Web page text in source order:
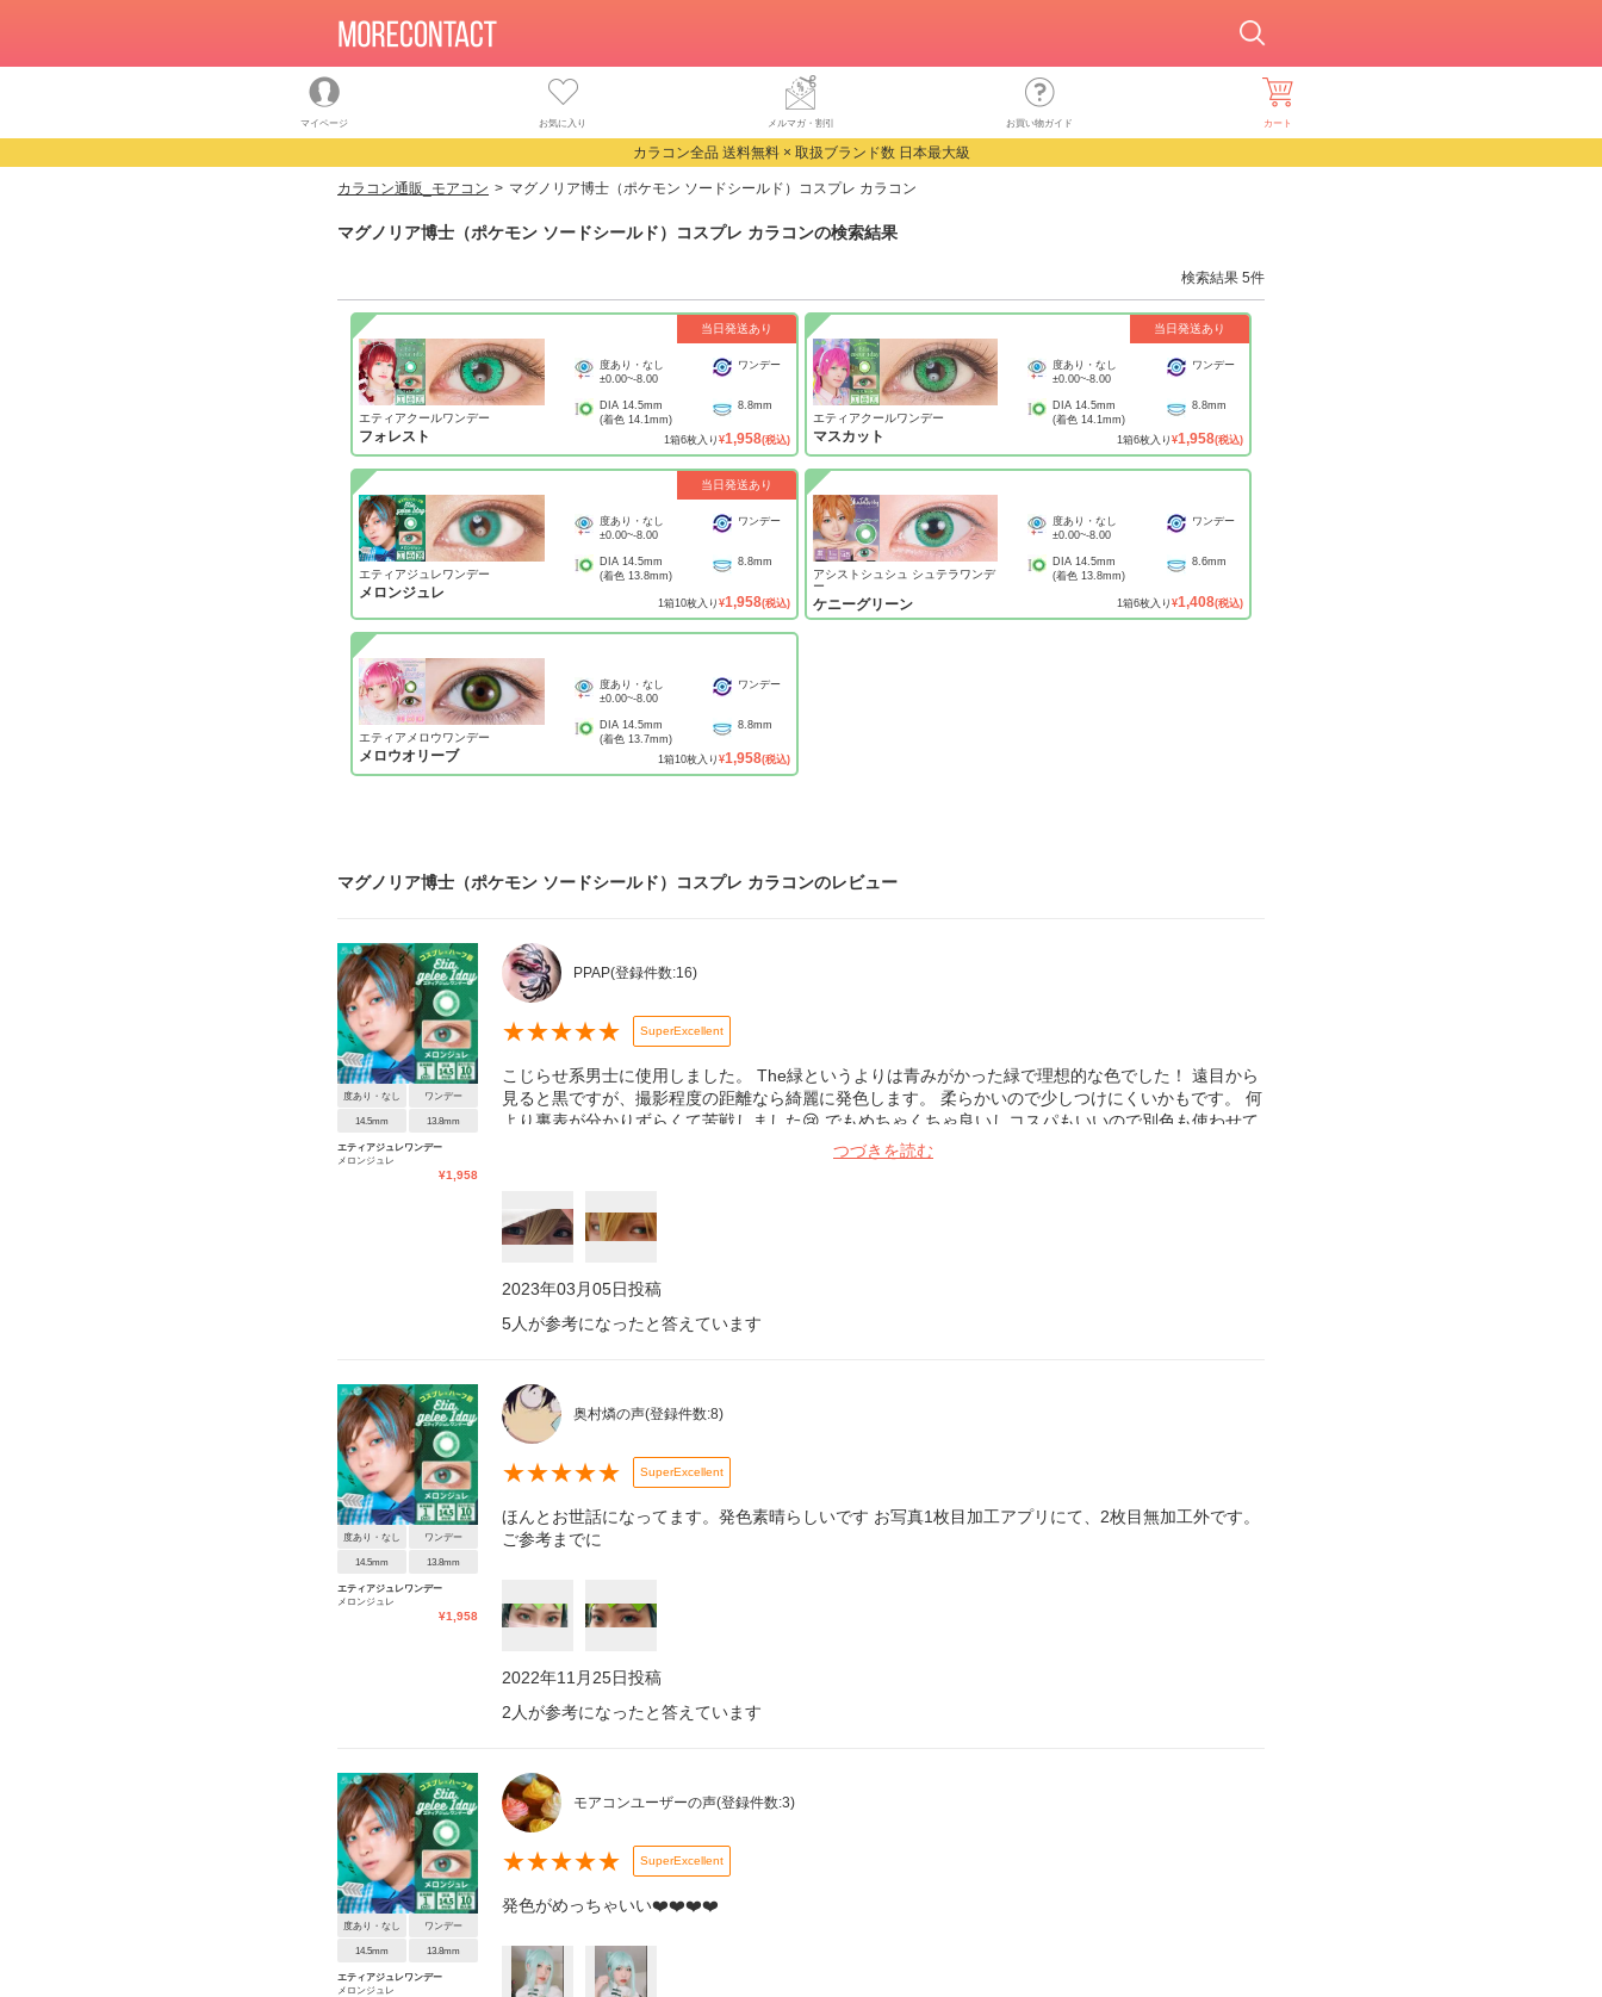
マイページ お気に入り メルマガ・割引 お買い物ガイド カート
カラコン全品 送料無料 × 取扱ブランド数 日本最大級
カラコン通販_モアコン マグノリア博士（ポケモン ソードシールド）コスプレ カラコン
マグノリア博士（ポケモン ソードシールド）コスプレ カラコンの検索結果
検索結果 5件
当日発送あり
エティアクールワンデー
フォレスト
度あり・なし
±0.00~-8.00
ワンデー
DIA 14.5mm
(着色 14.1mm)
8.8mm
1箱6枚入り ¥1,958(税込)
当日発送あり
エティアクールワンデー
マスカット
度あり・なし
±0.00~-8.00
ワンデー
DIA14.5mm
(着色14.1mm)
8.8mm
1箱6枚入り ¥1,958(税込)
当日発送あり
エティアジュレワンデー
メロンジュレ
度あり・なし
±0.00~-8.00
ワンデー
DIA 14.5mm
(着色 13.8mm)
8.8mm
1箱10枚入り ¥1,958(税込)
アシストシュシュ シュテラワンデ
ー
ケニーグリーン
度あり・なし
±0.00~-8.00
ワンデー
DIA14.5mm
(着色13.8mm)
8.6mm
1箱6枚入り ¥1,408(税込)
エティアメロウワンデー
メロウオリーブ
度あり・なし
±0.00~-8.00
ワンデー
DIA 14.5mm
(着色 13.7mm)
8.8mm
1箱10枚入り ¥1,958(税込)
マグノリア博士（ポケモン ソードシールド）コスプレ カラコンのレビュー
度あり・なし ワンデー
14.5mm 13.8mm
エティアジュレワンデー
メロンジュレ
¥1,958
PPAP(登録件数:16)
★★★★★ SuperExcellent
こじらせ系男士に使用しました。 The緑というよりは青みがかった緑で理想的な色でした！ 遠目から
見ると黒ですが、撮影程度の距離なら綺麗に発色します。 柔らかいので少しつけにくいかもです。 何
より裏表が分かりずらくて苦戦しました😢 でもめちゃくちゃ良いしコスパもいいので別色も使わせて
もらってます！ 1枚目はiPhoneノーマルカメラ(内カメ)、屋内日陰 2枚目はNikon、EPIKでわかりやす
つづきを読む
2023年03月05日投稿
5人が参考になったと答えています
度あり・なし ワンデー
14.5mm 13.8mm
エティアジュレワンデー
メロンジュレ
¥1,958
奥村燐の声(登録件数:8)
★★★★★ SuperExcellent
ほんとお世話になってます。発色素晴らしいです お写真1枚目加工アプリにて、2枚目無加工外です。
ご参考までに
2022年11月25日投稿
2 人が参考になったと答えています
度あり・なし ワンデー
14.5mm 13.8mm
エティアジュレワンデー
メロンジュレ
モアコンユーザーの声(登録件数:3)
★★★★★ SuperExcellent
発色がめっちゃいい❤️❤️❤️❤️